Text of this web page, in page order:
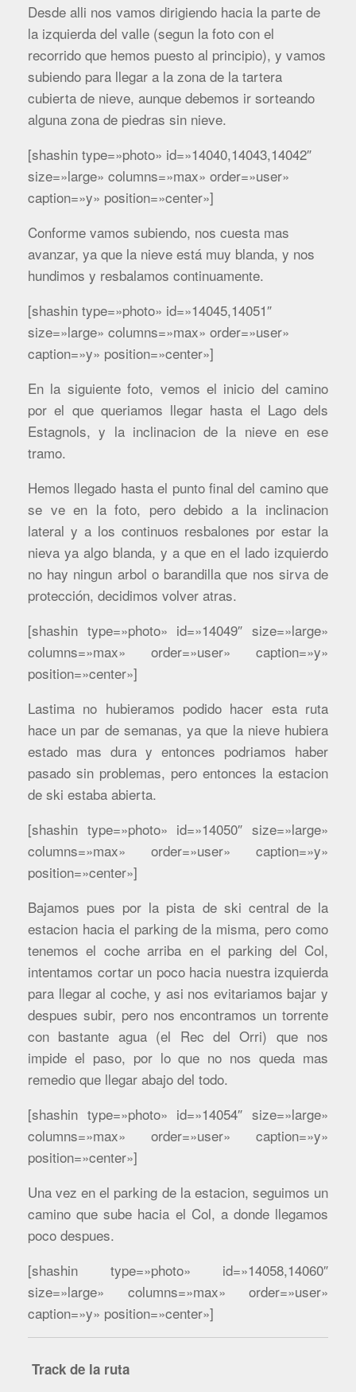
Desde alli nos vamos dirigiendo hacia la parte de
la izquierda del valle (segun la foto con el
recorrido que hemos puesto al principio), y vamos
subiendo para llegar a la zona de la tartera
cubierta de nieve, aunque debemos ir sorteando
alguna zona de piedras sin nieve.
[shashin type=»photo» id=»14040,14043,14042″
size=»large» columns=»max» order=»user»
caption=»y» position=»center»]
Conforme vamos subiendo, nos cuesta mas
avanzar, ya que la nieve está muy blanda, y nos
hundimos y resbalamos continuamente.
[shashin type=»photo» id=»14045,14051″
size=»large» columns=»max» order=»user»
caption=»y» position=»center»]
En la siguiente foto, vemos el inicio del camino
por el que queriamos llegar hasta el Lago dels
Estagnols, y la inclinacion de la nieve en ese
tramo.
Hemos llegado hasta el punto final del camino que
se ve en la foto, pero debido a la inclinacion
lateral y a los continuos resbalones por estar la
nieva ya algo blanda, y a que en el lado izquierdo
no hay ningun arbol o barandilla que nos sirva de
protección, decidimos volver atras.
[shashin type=»photo» id=»14049″ size=»large»
columns=»max» order=»user» caption=»y»
position=»center»]
Lastima no hubieramos podido hacer esta ruta
hace un par de semanas, ya que la nieve hubiera
estado mas dura y entonces podriamos haber
pasado sin problemas, pero entonces la estacion
de ski estaba abierta.
[shashin type=»photo» id=»14050″ size=»large»
columns=»max» order=»user» caption=»y»
position=»center»]
Bajamos pues por la pista de ski central de la
estacion hacia el parking de la misma, pero como
tenemos el coche arriba en el parking del Col,
intentamos cortar un poco hacia nuestra izquierda
para llegar al coche, y asi nos evitariamos bajar y
despues subir, pero nos encontramos un torrente
con bastante agua (el Rec del Orri) que nos
impide el paso, por lo que no nos queda mas
remedio que llegar abajo del todo.
[shashin type=»photo» id=»14054″ size=»large»
columns=»max» order=»user» caption=»y»
position=»center»]
Una vez en el parking de la estacion, seguimos un
camino que sube hacia el Col, a donde llegamos
poco despues.
[shashin type=»photo» id=»14058,14060″
size=»large» columns=»max» order=»user»
caption=»y» position=»center»]
Track de la ruta